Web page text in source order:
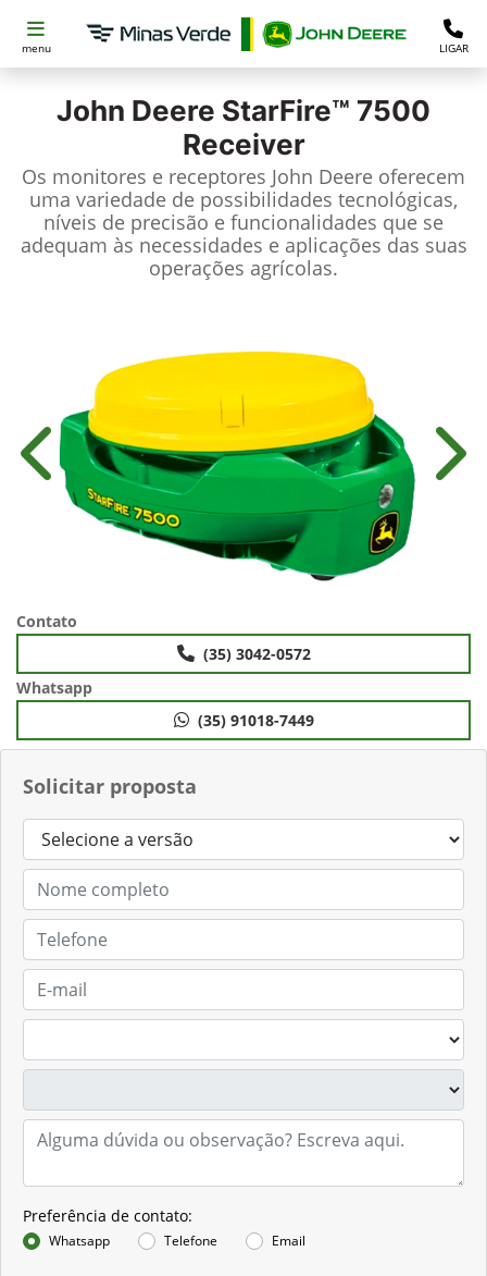
menu LIGAR
John Deere StarFire™ 7500
Receiver
Os monitores e receptores John Deere oferecem
uma variedade de possibilidades tecnológicas,
níveis de precisão e funcionalidades que se
adequam às necessidades e aplicações das suas
operações agrícolas.
Solicitar proposta
Preferência de contato:
Whatsapp Telefone Email
Anterior
Contato
(35) 3042-0572
Whatsapp
(35) 91018-7449